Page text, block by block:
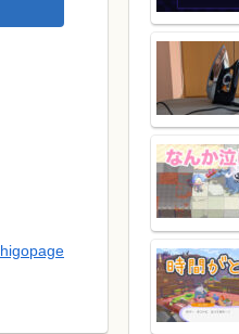
higopage